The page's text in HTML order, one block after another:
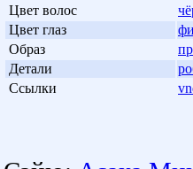
Цвет волос
Цвет глаз
Образ
Детали
Ссылки